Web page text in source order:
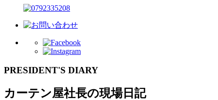
PRESIDENT'S DIARY
カーテン屋社長の現場日記